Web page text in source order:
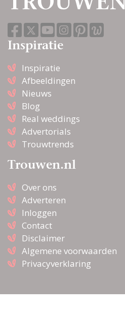
Inspiratie
Inspiratie
Afbeeldingen
Nieuws
Blog
Real weddings
Advertorials
Trouwtrends
Trouwen.nl
Over ons
Adverteren
Inloggen
Contact
Disclaimer
Algemene voorwaarden
Privacyverklaring